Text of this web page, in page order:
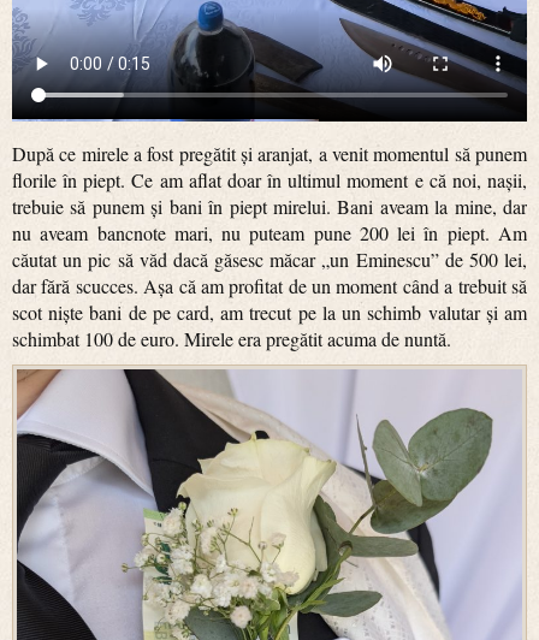
După ce mirele a fost pregătit și aranjat, a venit momentul să punem
florile în piept. Ce am aflat doar în ultimul moment e că noi, nașii,
trebuie să punem și bani în piept mirelui. Bani aveam la mine, dar
nu aveam bancnote mari, nu puteam pune 200 lei în piept. Am
căutat un pic să văd dacă găsesc măcar „un Eminescu” de 500 lei,
dar fără scucces. Așa că am profitat de un moment când a trebuit să
scot niște bani de pe card, am trecut pe la un schimb valutar și am
schimbat 100 de euro. Mirele era pregătit acuma de nuntă.